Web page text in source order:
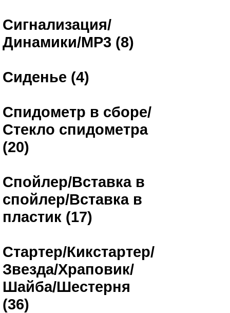
Сигнализация/
Динамики/MP3 (8)
Сиденье (4)
Спидометр в сборе/
Стекло спидометра
(20)
Спойлер/Вставка в
спойлер/Вставка в
пластик (17)
Стартер/Кикстартер/
Звезда/Храповик/
Шайба/Шестерня
(36)